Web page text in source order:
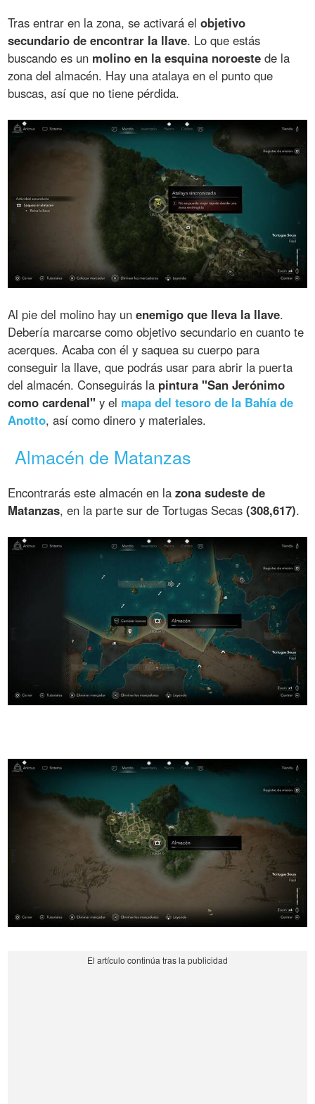
Tras entrar en la zona, se activará elobjetivo
secundario de encontrar la llave. Lo que estás
buscando es un molino en la esquina noroeste de la
zona del almacén. Hay una atalaya en el punto que
buscas, así que no tiene pérdida.
Al pie del molino hay unenemigo que lleva la llave.
Debería marcarse como objetivo secundario en cuanto te
acerques. Acaba con él y saquea su cuerpo para
conseguir la llave, que podrás usar para abrir la puerta
del almacén. Conseguirás la pintura "San Jerónimo
como cardenal" y el mapa del tesoro de la Bahía de
Anotto, así como dinero y materiales.
Almacén de Matanzas
Encontrarás este almacén en lazona sudeste de
Matanzas, en la parte sur de Tortugas Secas(308,617).